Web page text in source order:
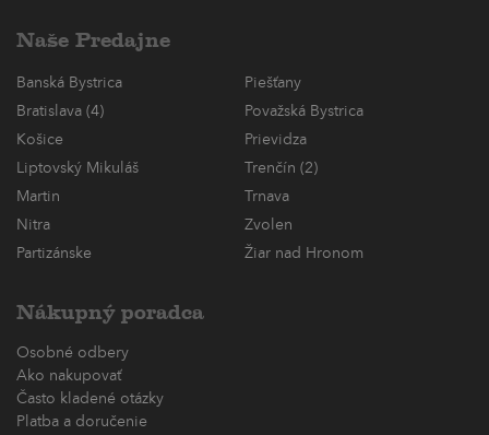
Naše Predajne
Banská Bystrica
Piešťany
Bratislava (4)
Považská Bystrica
Košice
Prievidza
Liptovský Mikuláš
Trenčín (2)
Martin
Trnava
Nitra
Zvolen
Partizánske
Žiar nad Hronom
Nákupný poradca
Osobné odbery
Ako nakupovať
Často kladené otázky
Platba a doručenie